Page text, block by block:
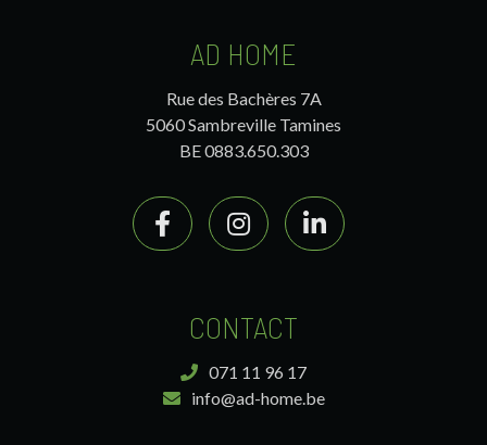
AD HOME
Rue des Bachères 7A
5060 Sambreville Tamines
BE 0883.650.303
CONTACT
071 11 96 17
info@ad-home.be